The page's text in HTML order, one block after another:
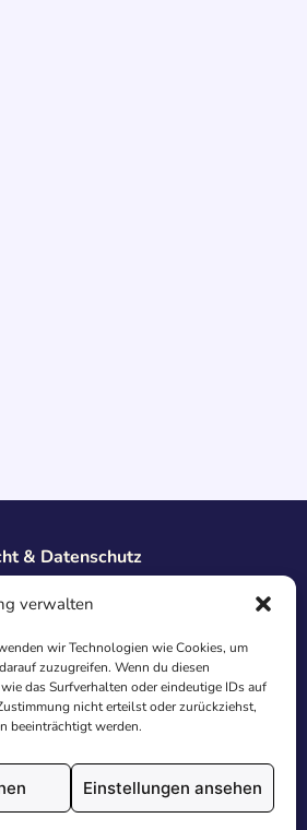
verwalten
wir Technologien wie Cookies, um
zuzugreifen. Wenn du diesen
das Surfverhalten oder eindeutige IDs auf
nicht erteilst oder zurückziehst,
beeinträchtigt werden.
Einstellungen ansehen
& Datenschutz